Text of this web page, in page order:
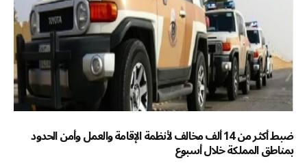
ضبط أكثر من 14 ألف مخالف لأنظمة الإقامة والعمل وأمن الحدود
بمناطق المملكة خلال أسبوع